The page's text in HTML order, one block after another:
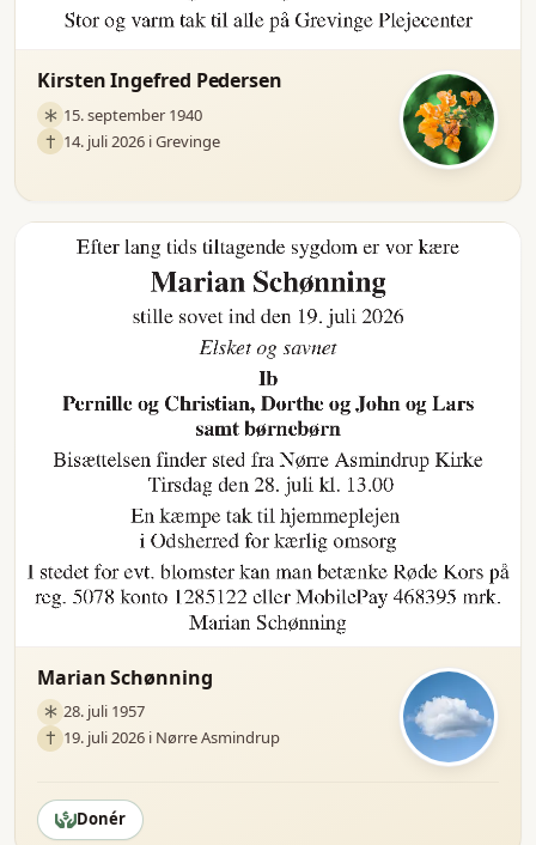
Kirsten Ingefred Pedersen
15. september 1940
14. juli 2026 i Grevinge
Marian Schønning
28. juli 1957
19. juli 2026 i Nørre Asmindrup
Donér